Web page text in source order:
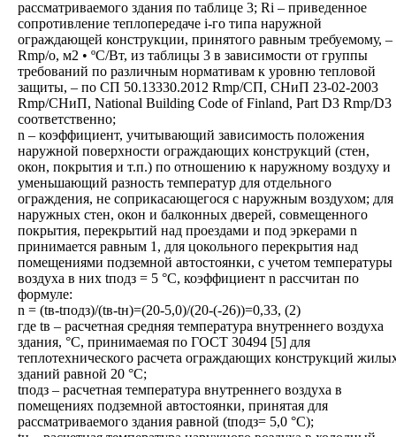
рассматриваемого здания по таблице 3; Ri – приведенное
сопротивление теплопередаче i-го типа наружной
ограждающей конструкции, принятого равным требуемому, –
Rmp/o, м2 • ºС/Вт, из таблицы 3 в зависимости от группы
требований по различным нормативам к уровню тепловой
защиты, – по СП 50.13330.2012 Rmp/СП, СНиП 23-02-2003
Rmp/СНиП, National Building Code of Finland, Part D3 Rmp/D3
соответственно;
n – коэффициент, учитывающий зависимость положения
наружной поверхности ограждающих конструкций (стен,
окон, покрытия и т.п.) по отношению к наружному воздуху и
уменьшающий разность температур для отдельного
ограждения, не соприкасающегося с наружным воздухом; для
наружных стен, окон и балконных дверей, совмещенного
покрытия, перекрытий над проездами и под эркерами n
принимается равным 1, для цокольного перекрытия над
помещениями подземной автостоянки, с учетом температуры
воздуха в них tподз = 5 °С, коэффициент n рассчитан по
формуле:
n = (tв-tподз)/(tв-tн)=(20-5,0)/(20-(-26))=0,33, (2)
где tв – расчетная средняя температура внутреннего воздуха
здания, °С, принимаемая по ГОСТ 30494 [5] для
теплотехнического расчета ограждающих конструкций
зданий равной 20 °С;
tподз – расчетная температура внутреннего воздуха в
помещениях подземной автостоянки, принятая для
рассматриваемого здания равной (tподз= 5,0 °С);